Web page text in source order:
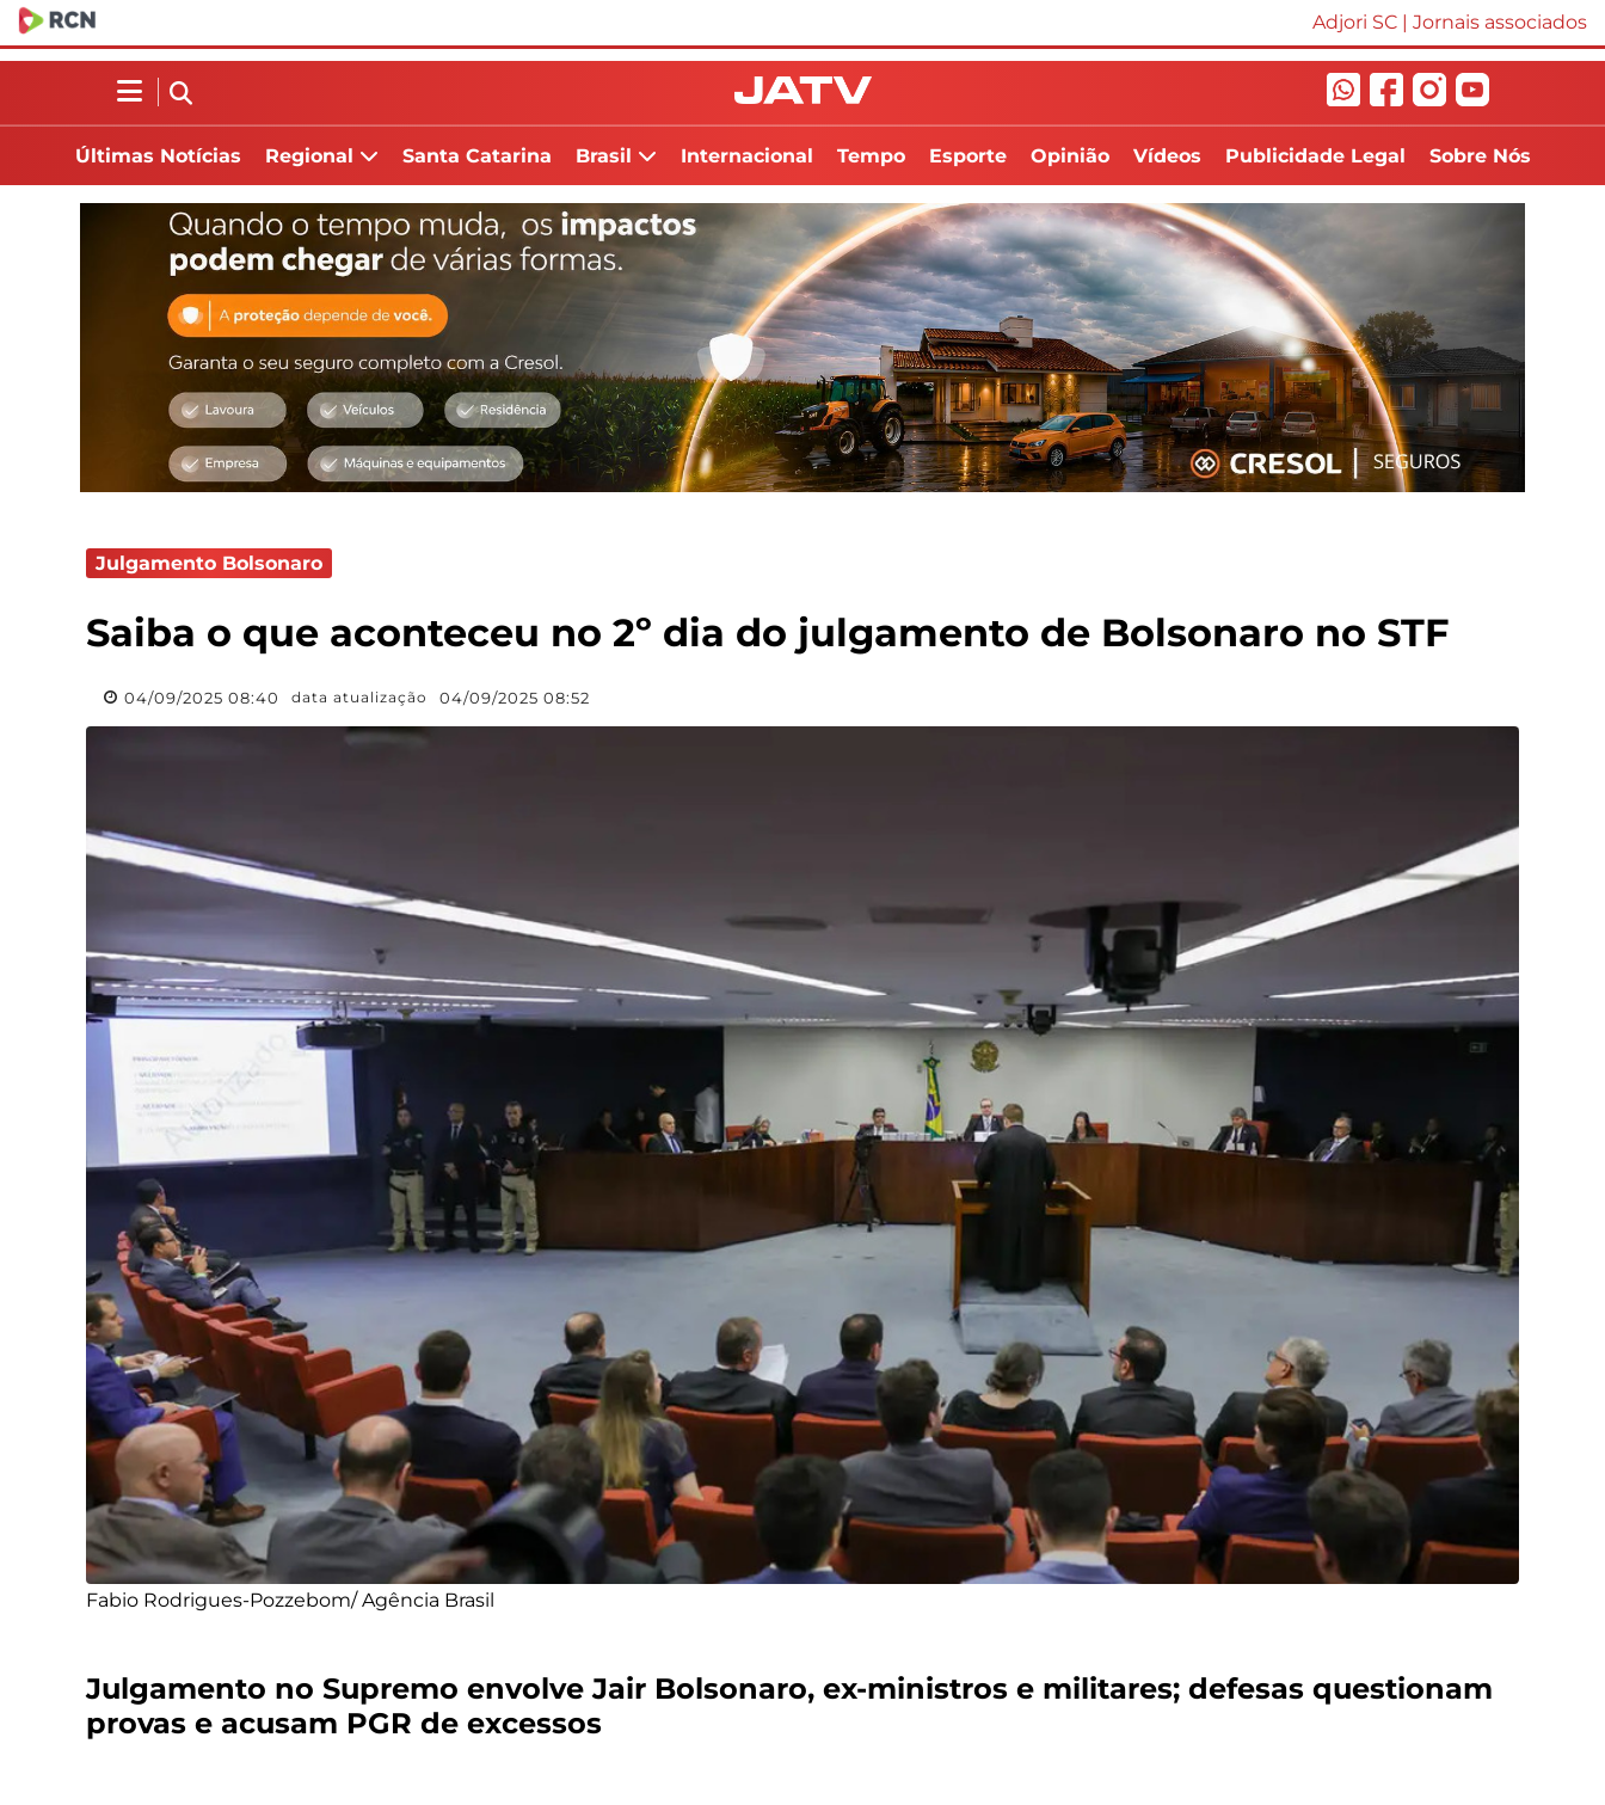
Adjori SC | Jornais associados
Últimas Notícias Regional Santa Catarina Brasil Internacional Tempo Esporte Opinião Vídeos Publicidade Legal Sobre Nós
Julgamento Bolsonaro
Saiba o que aconteceu no 2º dia do julgamento de Bolsonaro no STF
04/09/2025 08:40 data atualização 04/09/2025 08:52
Fabio Rodrigues-Pozzebom/ Agência Brasil
Julgamento no Supremo envolve Jair Bolsonaro, ex-ministros e militares; defesas questionam
provas e acusam PGR de excessos